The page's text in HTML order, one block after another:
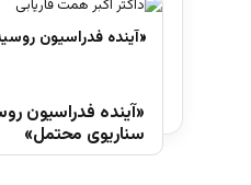
«آینده فدراسیون
سناریوی محتمل»